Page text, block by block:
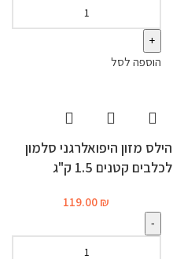
הוספה לסל
הילס מזון היפואלרגני סלמון
לכלבים קטנים 1.5 ק"ג
119.00 ₪